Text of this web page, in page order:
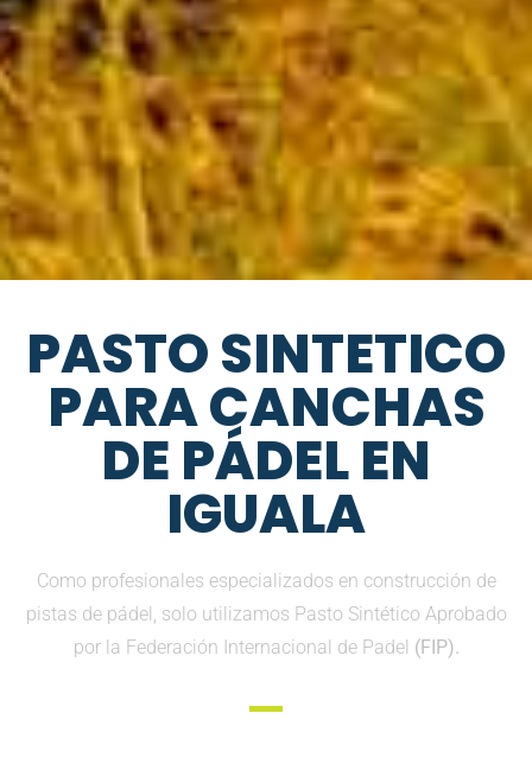
PASTO SINTETICO
PARA CANCHAS
DE PÁDEL EN
IGUALA
Como profesionales especializados en construcción de
pistas de pádel, solo utilizamos Pasto Sintético Aprobado
por la Federación Internacional de Padel (FIP).